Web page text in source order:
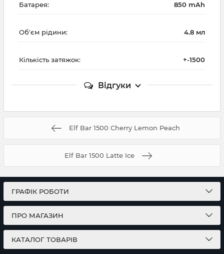
Батарея: 850 mAh
Об'єм рідини: 4.8 мл
Кількість затяжок: +-1500
Відгуки
Elf Bar 1500 Cherry Lemon Peach
Elf Bar 1500 Latte Ice
ГРАФІК РОБОТИ
ПРО МАГАЗИН
КАТАЛОГ ТОВАРІВ